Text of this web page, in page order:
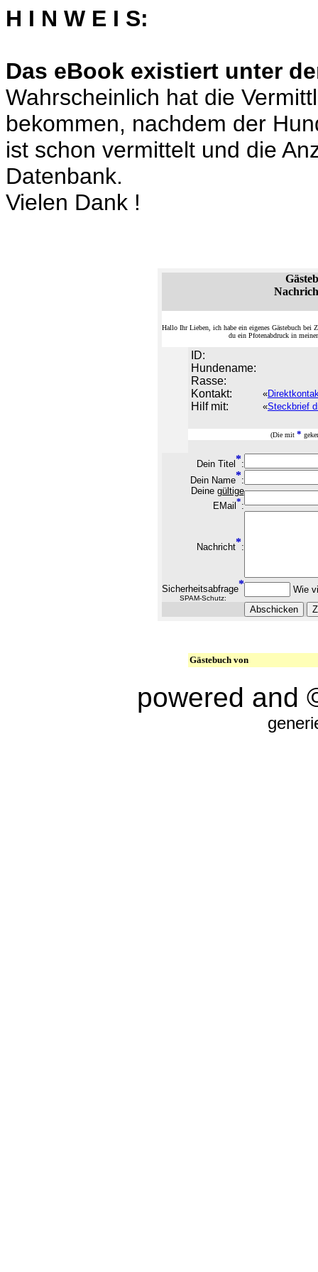
H I N W E I S:
Das eBook existiert unter
Wahrscheinlich hat die
bekommen, nachdem der
ist schon vermittelt und die
Datenbank.
Vielen Dank !
Hallo Ihr Lieben, ich habe ein eigenes Gästebuch bei
du ein Pfotenabdruck in
ID:
Hundename:
Rasse:
Kontakt:
«
Hilf mit: «Steckbrief
(Die mit *
Dein Titel *:
Dein Name*:
Deine gültige
EMail *:
Nachricht*:
Sicherheitsabfrage*
SPAM-Schutz:
Wie
Gästebuch von
powered and